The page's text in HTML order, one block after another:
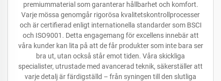
premiummaterial som garanterar hållbarhet och komfort.
Varje mössa genomgår rigorösa kvalitetskontrollprocesser
och är certifierad enligt internationella standarder som BSCI
och ISO9001. Detta engagemang för excellens innebär att
våra kunder kan lita på att de får produkter som inte bara ser
bra ut, utan också står emot tiden. Våra skickliga
specialister, utrustade med avancerad teknik, säkerställer att
varje detalj är färdigställd – från syningen till den slutliga